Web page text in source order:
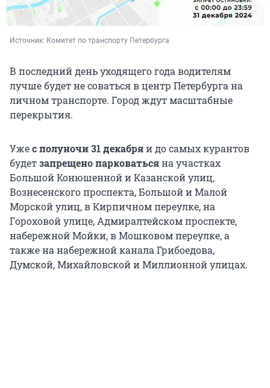
Источник: Комитет по транспорту Петербурга
В последний день уходящего года водителям
лучше будет не соваться в центр Петербурга на
личном транспорте. Город ждут масштабные
перекрытия.
Ужес полуночи 31 декабряи до самых курантов
будетзапрещено парковатьсяна участках
Большой Конюшенной и Казанской улиц,
Вознесенского проспекта, Большой и Малой
Морской улиц, в Кирпичном переулке, на
Гороховой улице, Адмиралтейском проспекте,
набережной Мойки, в Мошковом переулке, а
также на набережной канала Грибоедова,
Думской, Михайловской и Миллионной улицах.